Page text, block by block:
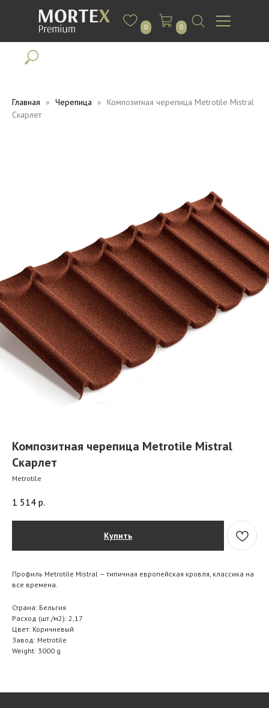
0 0
Главная Черепица
Композитная черепица Metrotile Mistral
Скарлет
Композитная черепица Metrotile Mistral
Скарлет
Metrotile
1 514 р.
Купить
Профиль Metrotile Mistral — типичная европейская кровля, классика на
все времена.
Страна: Бельгия
Расход (шт./м2): 2,17
Цвет: Коричневый
Завод: Metrotile
Weight: 3000 g